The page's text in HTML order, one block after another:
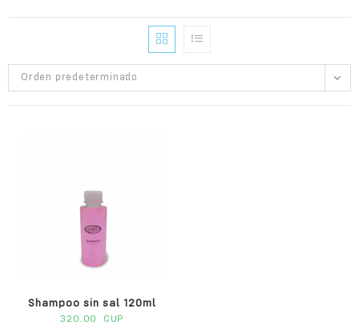
Orden predeterminado
Shampoo sin sal 120ml
320.00 CUP